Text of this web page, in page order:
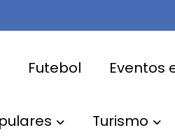
Futebol Eventos
Turismo